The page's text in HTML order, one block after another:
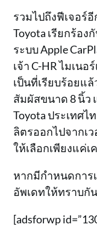
รวมไปถึงฟีเจอร์
Toyota เรียกร้อง
ระบบ Apple
เจ้า C-HR ไมเน
เป็นที่เรียบร้อยแ
สัมผัสขนาด 8 นิ้ว
Toyota ประเทศ
ลิตรออกไปจากเ
ให้เลือกเพียงแค่
หากมีกำหนดการ
อัพเดทให้ทราบกั
[adsforwp